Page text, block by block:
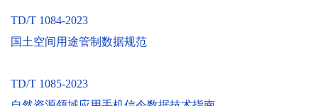
TD/T 1084-2023
国土空间用途管制数据规范
TD/T 1085-2023